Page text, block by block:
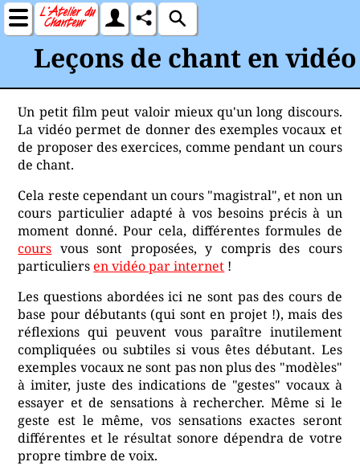
Leçons de chant en vidéo
Un petit film peut valoir mieux qu'un long discours.
La vidéo permet de donner des exemples vocaux et
de proposer des exercices, comme pendant un cours
de chant.
Cela reste cependant un cours "magistral", et non un
cours particulier adapté à vos besoins précis à un
moment donné. Pour cela, différentes formules de
cours vous sont proposées, y compris des cours
particuliersen vidéo par internet !
Les questions abordées ici ne sont pas des cours de
base pour débutants (qui sont en projet !), mais des
réflexions qui peuvent vous paraître inutilement
compliquées ou subtiles si vous êtes débutant. Les
exemples vocaux ne sont pas non plus des "modèles"
à imiter, juste des indications de "gestes" vocaux à
essayer et de sensations à rechercher. Même si le
geste est le même, vos sensations exactes seront
différentes et le résultat sonore dépendra de votre
propre timbre de voix.